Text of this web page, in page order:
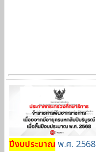
ปีงบประมาณ พ.ศ. 2568